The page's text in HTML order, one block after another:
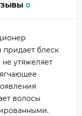
0
придает блеск
утяжеляет
волосы